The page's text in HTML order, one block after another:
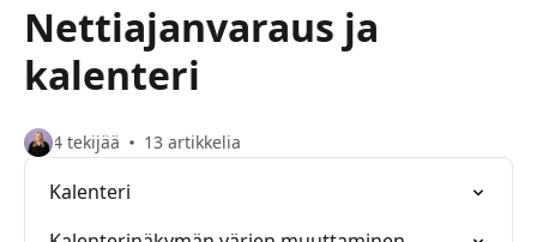
Nettiajanvaraus ja
kalenteri
4 tekijää 13 artikkelia
Kalenteri